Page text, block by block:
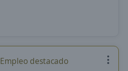
Empleo destacado